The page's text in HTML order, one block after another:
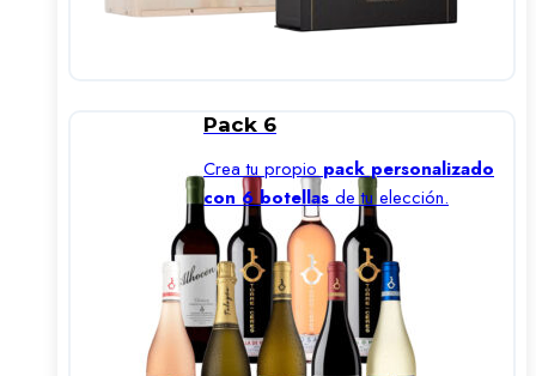
Pack 6
Crea tu propio pack personalizado
con 6 botellas de tu elección.